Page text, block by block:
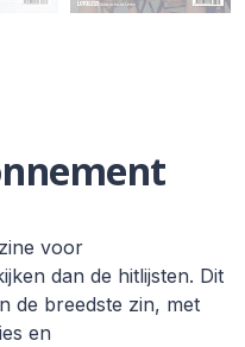
voor
dan de hitlijsten. Dit
de breedste zin, met
en